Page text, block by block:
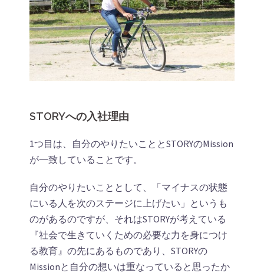
STORYへの入社理由
1つ目は、自分のやりたいこととSTORYのMission
が一致していることです。
自分のやりたいこととして、「マイナスの状態
にいる人を次のステージに上げたい」というも
のがあるのですが、それはSTORYが考えている
『社会で生きていくための必要な力を身につけ
る教育』の先にあるものであり、STORYの
Missionと自分の想いは重なっていると思ったか